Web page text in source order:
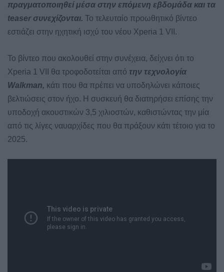
πραγματοποιηθεί μέσα στην επόμενη εβδομάδα και τα
teaser συνεχίζονται. Το τελευταίο προωθητικό βίντεο
εστιάζει στην ηχητική ισχύ του νέου Xperia 1 VII.
Το βίντεο που ακολουθεί στην συνέχεια, δείχνει ότι το
Xperia 1 VII θα τροφοδοτείται από την τεχνολογία
Walkman, κάτι που θα πρέπει να υποδηλώνει κάποιες
βελτιώσεις στον ήχο. Η συσκευή θα διατηρήσει επίσης την
υποδοχή ακουστικών 3,5 χιλιοστών, καθιστώντας την μία
από τις λίγες ναυαρχίδες που θα πράξουν κάτι τέτοιο για το
2025.